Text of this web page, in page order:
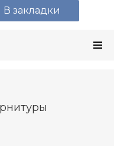
В закладки